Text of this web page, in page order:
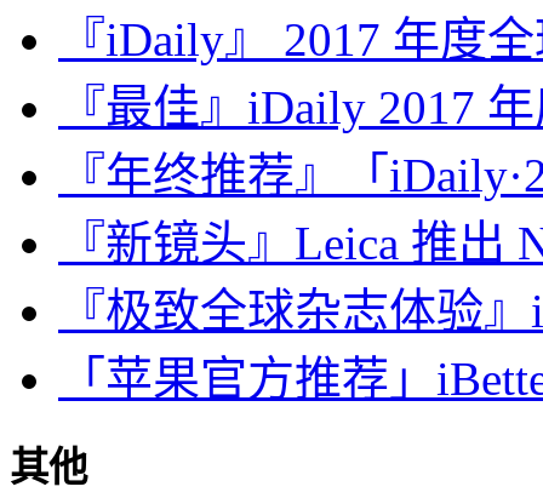
『iDaily』 2017 年度
『最佳』iDaily 2017
『年终推荐』「
『新镜头』Leica 推出
『极致全球杂志体验
「苹果官方推荐」
其他